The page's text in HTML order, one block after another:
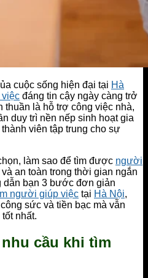
cuộc sống hiện đại tại Hà
đáng tin cậy ngày càng trở
thuần là hỗ trợ công việc nhà,
duy trì nền nếp sinh hoạt gia
viên tập trung cho sự
làm sao để tìm được người
an toàn trong thời gian ngắn
dẫn bạn 3 bước đơn giản
người giúp việc tại Hà Nội,
sức và tiền bạc mà vẫn
nhất.
cầu khi tìm